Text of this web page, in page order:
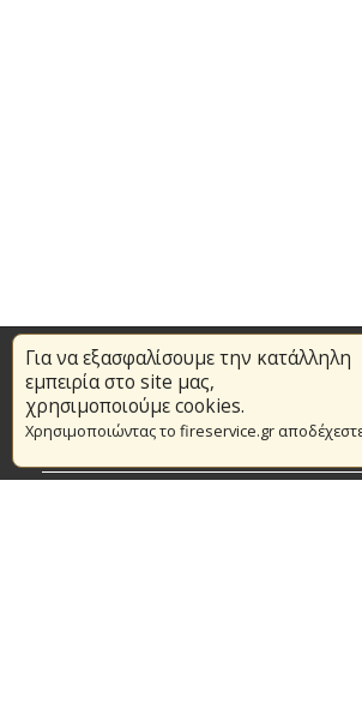
Για να εξασφαλίσουμε την κατάλληλη
εμπειρία στο site μας,
χρησιμοποιούμε cookies.
Χρησιμοποιώντας το fireservice.gr
Επικαιρότητα
Το Πυροσβεστικό Σώμα